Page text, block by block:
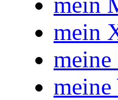
mein
meine